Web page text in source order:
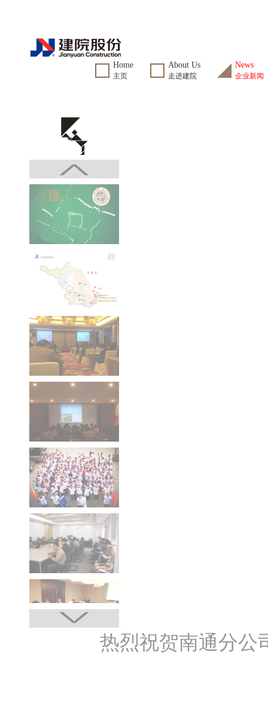
Home
主页
About Us
走进建院
News
企业新闻
热烈祝贺南通分